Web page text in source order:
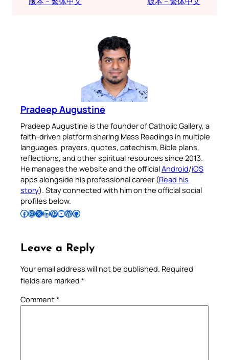
Pradeep Augustine
Pradeep Augustine is the founder of Catholic Gallery, a
faith-driven platform sharing Mass Readings in multiple
languages, prayers, quotes, catechism, Bible plans,
reflections, and other spiritual resources since 2013.
He manages the website and the officialAndroid/iOS
apps alongside his professional career (Read his
story). Stay connected with him on the official social
profiles below.
Follow Pradeep on Facebook Follow Pradeep on InstagramFollow Pradeep on X Follow Pradeep on LinkedIn Follow Pradeep on Pinterest Subscribe to Pradeep’s Youtube Channel Follow Pradeep on WordPress Follow Pradeep on GitHub
Leave a Reply
Your email address will not be published. Required
fields are marked *
Comment*